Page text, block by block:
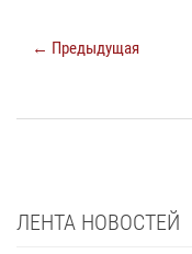
← Предыдущая
ЛЕНТА НОВОСТЕЙ